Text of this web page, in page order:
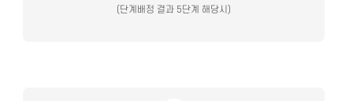
(단계배정 결과 5단계 해당시)